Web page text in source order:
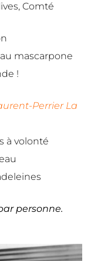
Comté
mascarpone
!
Perrier La
à volonté
personne.